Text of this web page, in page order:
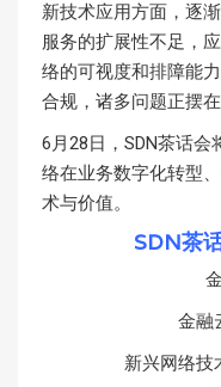
新技术应用方面，逐
服务的扩展性不足，
络的可视度和排障能
合规，诸多问题正摆在
6月28日，SDN茶话
络在业务数字化转型
术与价值。
SDN茶
金融
新兴网络技